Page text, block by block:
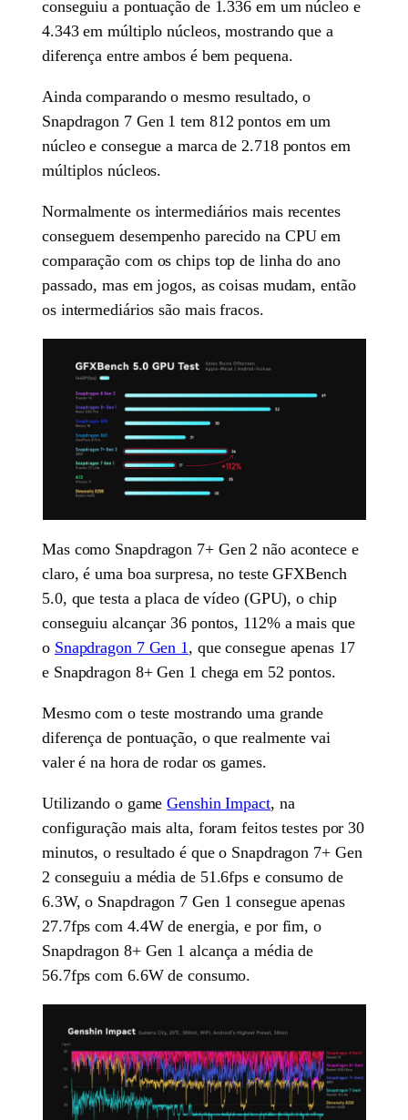
conseguiu a pontuação de 1.336 em um núcleo e
4.343 em múltiplo núcleos, mostrando que a
diferença entre ambos é bem pequena.
Ainda comparando o mesmo resultado, o
Snapdragon 7 Gen 1 tem 812 pontos em um
núcleo e consegue a marca de 2.718 pontos em
múltiplos núcleos.
Normalmente os intermediários mais recentes
conseguem desempenho parecido na CPU em
comparação com os chips top de linha do ano
passado, mas em jogos, as coisas mudam, então
os intermediários são mais fracos.
Mas como Snapdragon 7+ Gen 2 não acontece e
claro, é uma boa surpresa, no teste GFXBench
5.0, que testa a placa de vídeo (GPU), o chip
conseguiu alcançar 36 pontos, 112% a mais que
o Snapdragon 7 Gen 1 , que consegue apenas 17
e Snapdragon 8+ Gen 1 chega em 52 pontos.
Mesmo com o teste mostrando uma grande
diferença de pontuação, o que realmente vai
valer é na hora de rodar os games.
Utilizando o gameGenshin Impact, na
configuração mais alta, foram feitos testes por 30
minutos, o resultado é que o Snapdragon 7+ Gen
2 conseguiu a média de 51.6fps e consumo de
6.3W, o Snapdragon 7 Gen 1 consegue apenas
27.7fps com 4.4W de energia, e por fim, o
Snapdragon 8+ Gen 1 alcança a média de
56.7fps com 6.6W de consumo.